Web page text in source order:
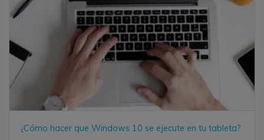
¿Cómo hacer que Windows 10 se ejecute en tu tableta?